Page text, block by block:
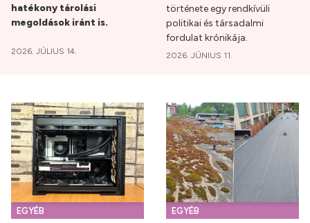
hatékony tárolási
megoldások iránt is.
2026. JÚLIUS 14.
története egy rendkívüli
politikai és társadalmi
fordulat krónikája.
2026. JÚNIUS 11.
EGYÉB EGYÉB